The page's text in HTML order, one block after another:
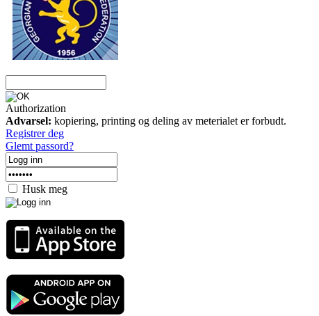
Authorization
Advarsel: kopiering, printing og deling av meterialet er forbudt.
Registrer deg
Glemt passord?
Husk meg